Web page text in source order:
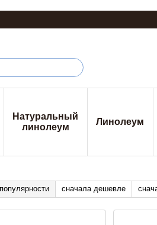
Натуральный
линолеум
Линолеум
сначала дешевле